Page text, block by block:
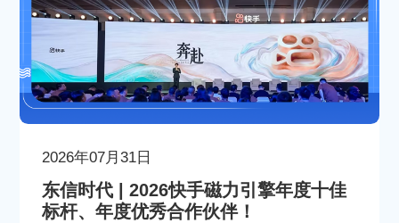
2026年07月31日
东信时代 | 2026快手磁力引擎年度十佳
标杆、年度优秀合作伙伴！